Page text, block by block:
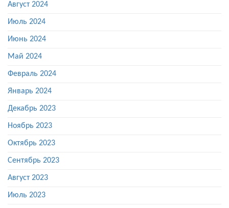
Август 2024
Июль 2024
Июнь 2024
Май 2024
Февраль 2024
Январь 2024
Декабрь 2023
Ноябрь 2023
Октябрь 2023
Сентябрь 2023
Август 2023
Июль 2023